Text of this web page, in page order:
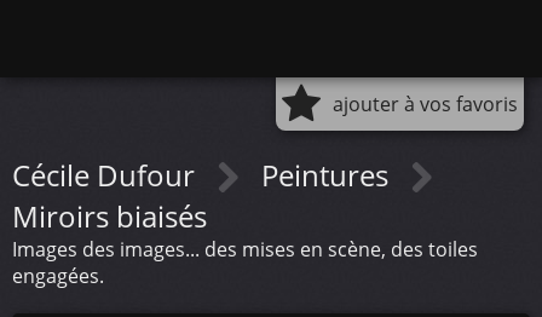
ajouter à vos favoris
Cécile Dufour
Peintures
Miroirs biaisés
Images des images... des mises en scène, des toiles
engagées.